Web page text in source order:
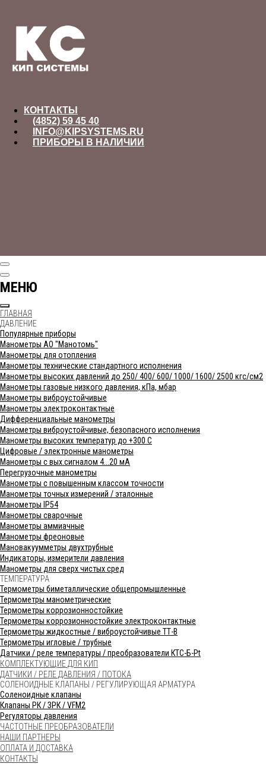
КОНТАКТЫ
(4852) 59 45 40
INFO@KIPSYSTEMS.RU
ПРИБОРЫ В НАЛИЧИИ
МЕНЮ
ГЛАВНАЯ
ДАВЛЕНИЕ
Популярные приборы
Манометры АО "Манотомь"
Манометры для отопления
Манометры технические стандартного исполнения
Манометры высоких давлений до 250/ 400/ 600/ 1000/ 1600/ 2500 кгс/см2
Манометры газовые низкого давления, кПа, мбар
Манометры виброустойчивые
Манометры электроконтактные
Дифференциальные манометры
Манометры виброустойчивые, безопасного исполнения
Манометры высоких температур до +300 С
Цифровые / электронные манометры
Манометры с вых.сигналом 4...20 мА
Перегрузочные манометры
Манометры с повышенным классом точности
Манометры точных измерений / эталонные
Манометры IP54
Манометры сварочные
Манометры аммиачные
Манометры фреоновые
Мановакуумметры двухтрубные
Индикаторы, измерители давления
Манометры для сверх чистых сред
ТЕМПЕРАТУРА
Термометры биметаллические общепромышленные
Термометры манометрические
Термометры коррозионностойкие
Термометры коррозионностойкие электроконтактные
Термометры жидкостные / виброустойчивые ТТ-В
Термометры игловые / трубные
Датчики / реле температуры / преобразователи КТС-Б-Pt
КОМПЛЕКТУЮЩИЕ ДЛЯ КИП
ДАТЧИКИ / РЕЛЕ ДАВЛЕНИЯ / ПОТОКА
СОЛЕНОИДНЫЕ КЛАПАНЫ / РЕГУЛИРУЮЩАЯ АРМАТУРА
Соленоидные клапаны
Клапаны РК / ЗРК / VFM2
Регуляторы давления
ЧАСТОТНЫЕ ПРЕОБРАЗОВАТЕЛИ
НАШИ ПАРТНЕРЫ
ОПЛАТА И ДОСТАВКА
КОНТАКТЫ